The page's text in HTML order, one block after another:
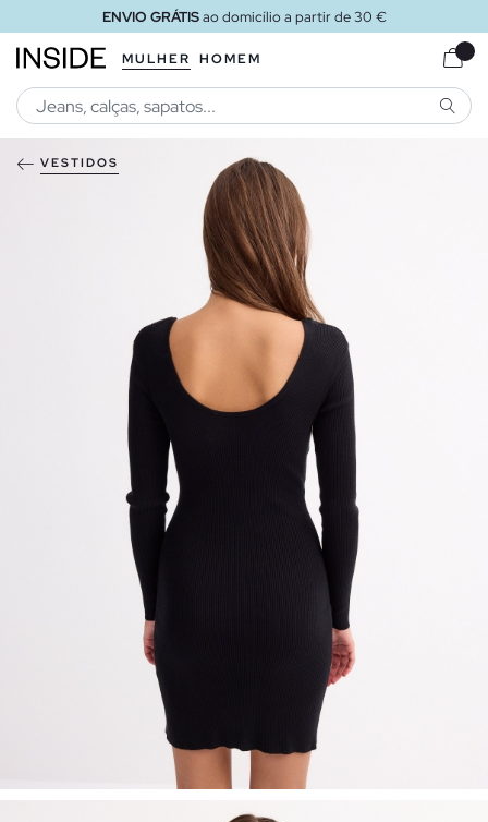
ENVIO GRÁTISao domicílio a partir de 30 €
MULHER HOMEM
VESTIDOS